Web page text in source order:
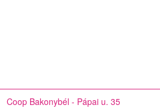
Coop Bakonybél - Pápai u. 35